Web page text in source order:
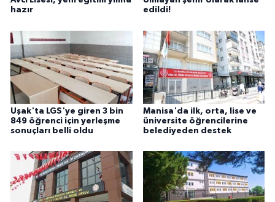
hazır
edildi!
Uşak'ta LGS'ye giren 3 bin
849 öğrenci için yerleşme
sonuçları belli oldu
Manisa'da ilk, orta, lise ve
üniversite öğrencilerine
belediyeden destek